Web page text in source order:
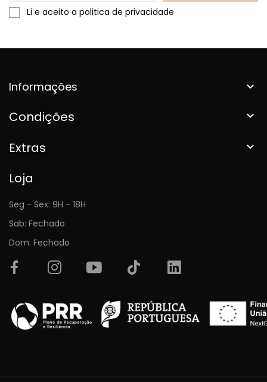
Li e aceito a politica de privacidade
Informações 
Condições 
Extras 
Loja
Seg - Sex: 9H - 18H
Sab: Fechado
Dom: Fechado